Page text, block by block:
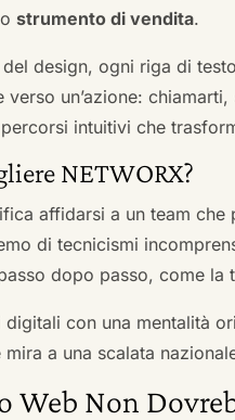
strumento di vendita.
del design, ogni riga di
verso un’azione:
intuitivi che
NETWORX?
affidarsi a un team
di tecnicismi
dopo passo, come
digitali con una mentalità
mira a una scalata
Web Non